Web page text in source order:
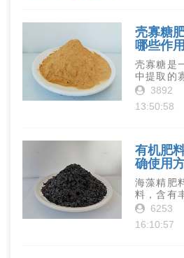
壳寡糖
哪些作用
壳寡糖是
中提取的
活性和营
是作为一
3892
13:50:58
有机肥
确使用
海藻精肥
料，含有
长素、维
力、促进
6253
16:10:57